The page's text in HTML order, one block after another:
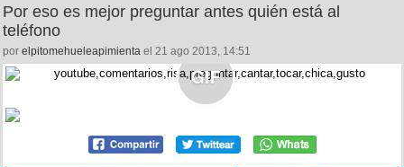
Por eso es mejor preguntar antes quién está al
teléfono
por elpitomehueleapimienta el 21 ago 2013, 14:51